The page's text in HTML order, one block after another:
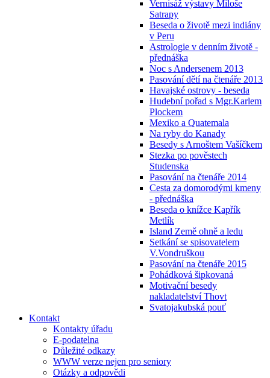
Vernisáž výstavy Miloše
Satrapy
Beseda o životě mezi indiány
v Peru
Astrologie v denním životě -
přednáška
Noc s Andersenem 2013
Pasování dětí na čtenáře 2013
Havajské ostrovy - beseda
Hudební pořad s Mgr.Karlem
Plockem
Mexiko a Quatemala
Na ryby do Kanady
Besedy s Arnoštem Vašíčkem
Stezka po pověstech
Studenska
Pasování na čtenáře 2014
Cesta za domorodými kmeny
- přednáška
Beseda o knížce Kapřík
Metlík
Island Země ohně a ledu
Setkání se spisovatelem
V.Vondruškou
Pasování na čtenáře 2015
Pohádková šipkovaná
Motivační besedy
nakladatelství Thovt
Svatojakubská pouť
Kontakt
Kontakty úřadu
E-podatelna
Důležité odkazy
WWW verze nejen pro seniory
Otázky a odpovědi